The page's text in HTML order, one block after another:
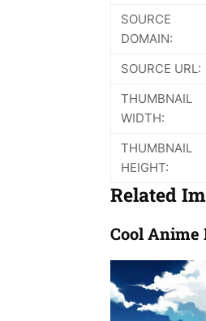
SOURCE
DOMAIN:
SOURCE URL:
THUMBNAIL
WIDTH:
THUMBNAIL
HEIGHT:
Related
Cool Anime